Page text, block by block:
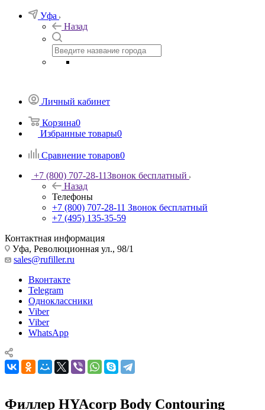
Уфа
Назад
Личный кабинет
Корзина0
Избранные товары0
Сравнение товаров0
+7 (800) 707-28-11Звонок бесплатный
Назад
Телефоны
+7 (800) 707-28-11 Звонок бесплатный
+7 (495) 135-35-59
Контактная информация
Уфа, Революционная ул., 98/1
sales@rufiller.ru
Вконтакте
Telegram
Одноклассники
Viber
Viber
WhatsApp
Филлер HYAcorp Body Contouring